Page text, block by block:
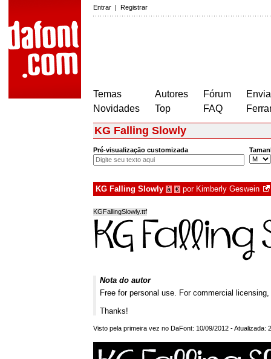
Entrar | Registrar
Temas
Novidades
Autores
Top
Fórum
FAQ
KG Falling Slowly
Pré-visualização customizada
KG Falling Slowly à € por Kimberly Geswein
KGFallingSlowly.ttf
Nota do autor
Free for personal use. For commercial
Thanks!
Visto pela primeira vez no DaFont: 10/09/2012 - Atualizada: